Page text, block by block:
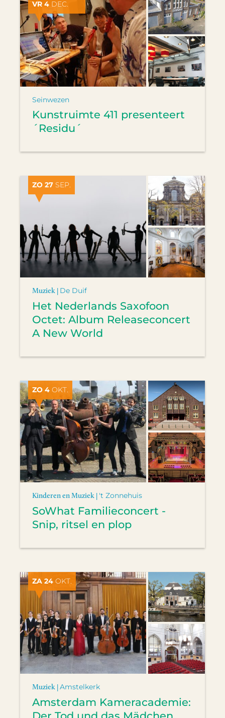
VR 4 DEC.
Seinwezen
Kunstruimte 411 presenteert
´Residu´
ZO 27 SEP.
Muziek | De Duif
Het Nederlands Saxofoon
Octet: Album Releaseconcert
A New World
ZO 4 OKT.
Kinderen en Muziek | 't Zonnehuis
SoWhat Familieconcert -
Snip, ritsel en plop
ZA 24 OKT.
Muziek |Amstelkerk
Amsterdam Kameracademie: